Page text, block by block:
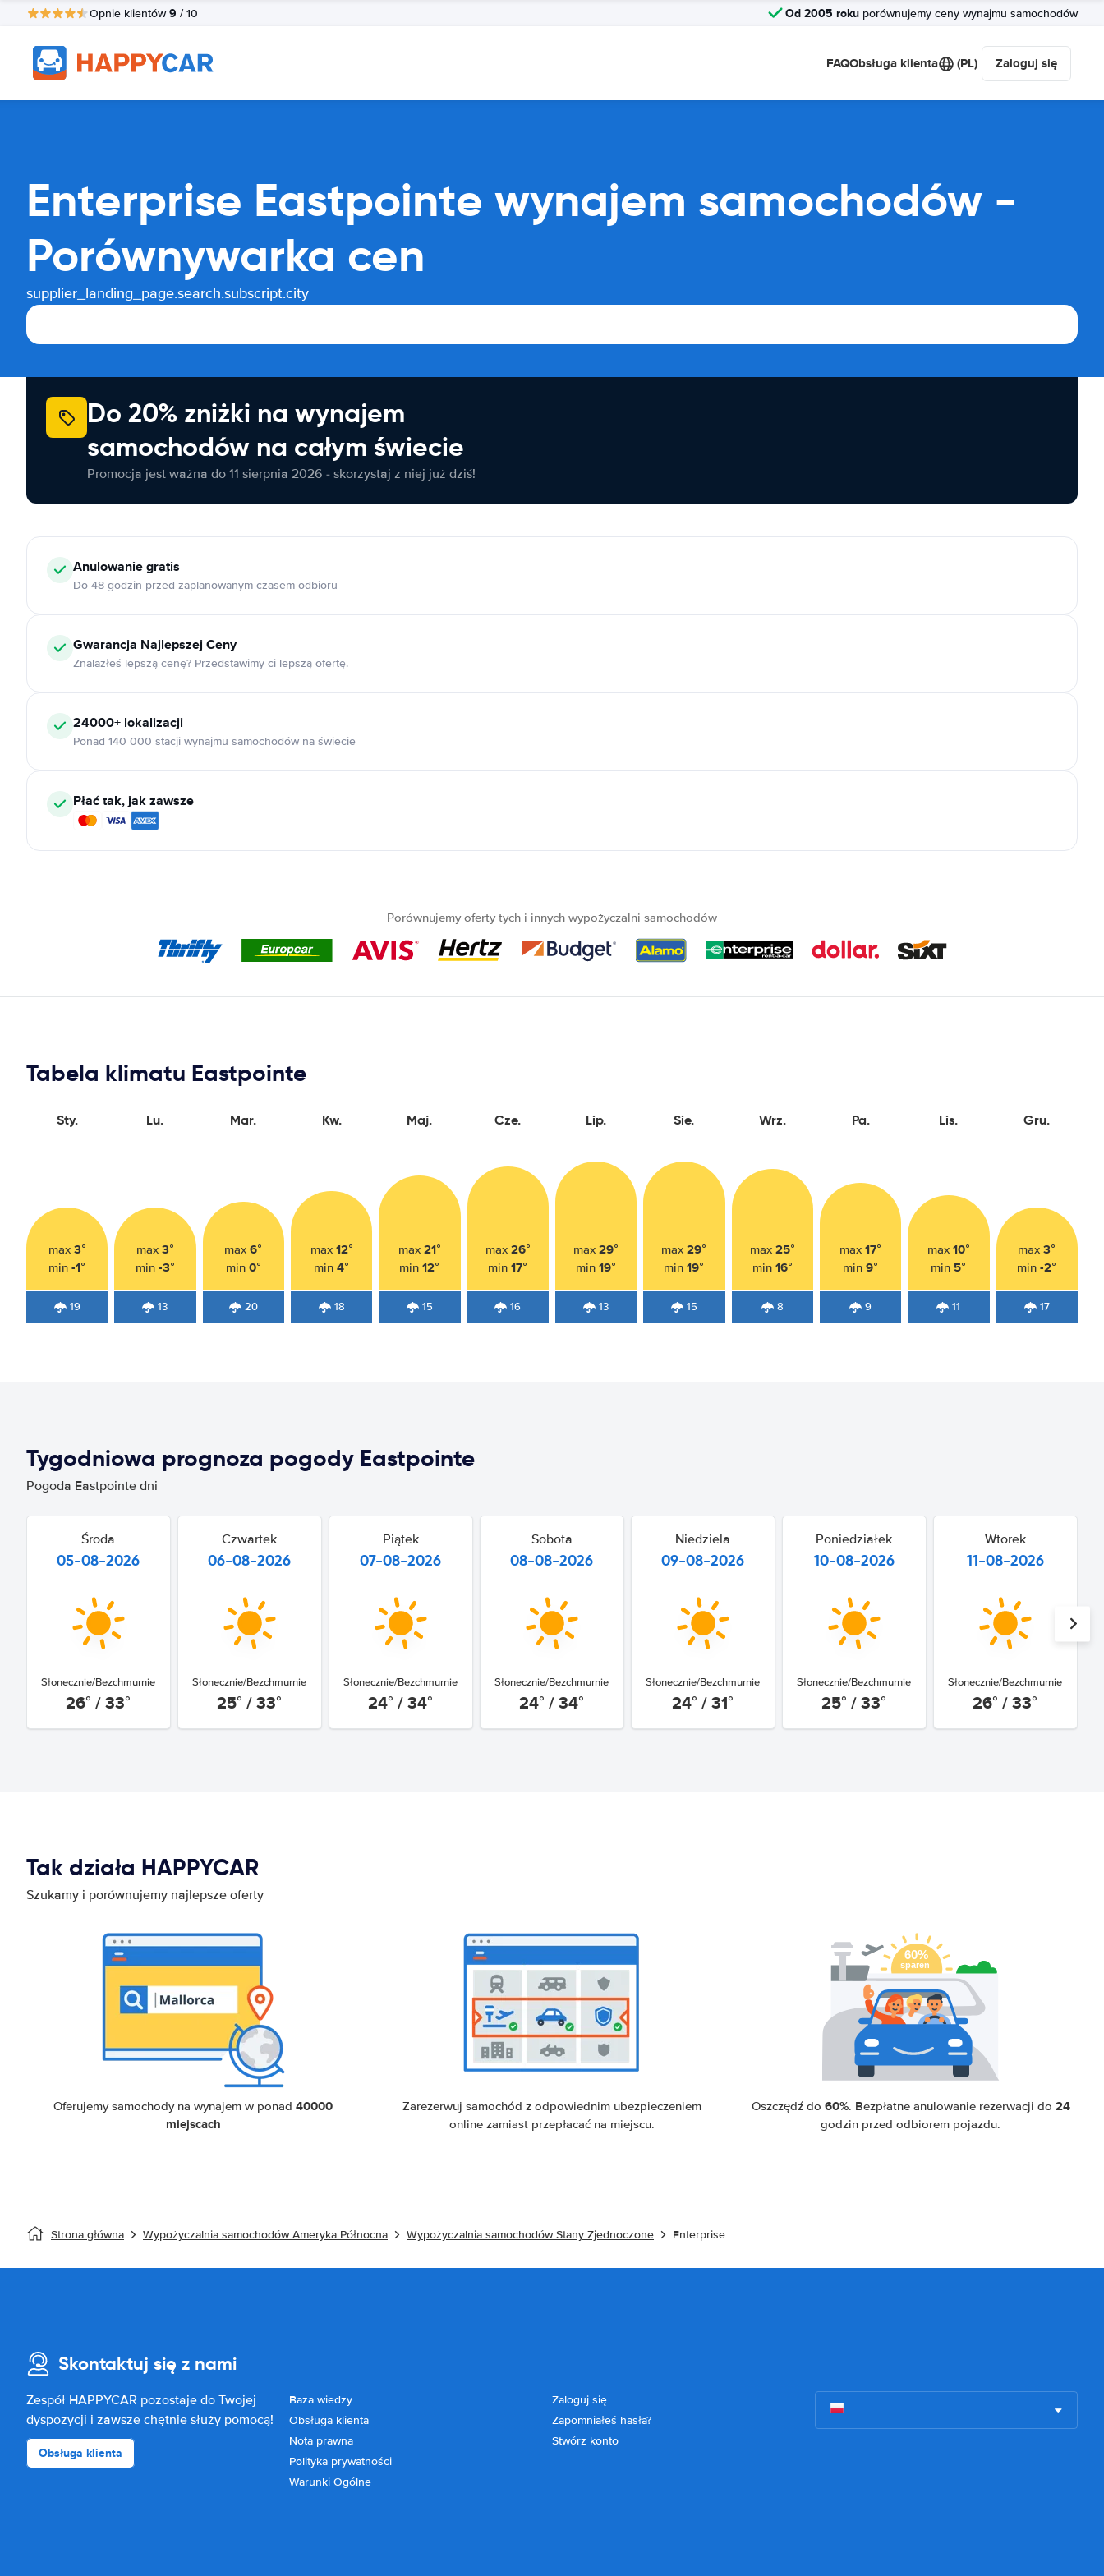
Opnie klientów9 / 10 Od 2005 roku porównujemy ceny wynajmu samochodów
FAQObsługa klienta (PL) Zaloguj się
Enterprise Eastpointe wynajem samochodów -
Porównywarka cen
supplier_landing_page.search.subscript.city
Do 20% zniżki na wynajem
samochodów na całym świecie
Promocja jest ważna do 11 sierpnia 2026 - skorzystaj z niej już dziś!
Anulowaniegratis
Do 48 godzin przed zaplanowanym czasem odbioru
Gwarancja Najlepszej Ceny
Znalazłeś lepszą cenę? Przedstawimy ci lepszą ofertę.
24000+ lokalizacji
Ponad 140 000 stacji wynajmu samochodów na świecie
Płać tak, jak zawsze
Porównujemy oferty tych i innych wypożyczalni samochodów
Tabela klimatu Eastpointe
Sty.
max 3°
min-1°
19
Lu.
max 3°
min -3°
13
Mar.
max6°
min 0°
20
Kw.
max 12°
min4°
18
Maj.
max 21°
min12°
15
Cze.
max 26°
min17°
16
Lip.
max29°
min19°
13
Sie.
max29°
min19°
15
Wrz.
max 25°
min 16°
8
Pa.
max17°
min9°
9
Lis.
max 10°
min 5°
11
Gru.
max3°
min-2°
17
Tygodniowa prognoza pogody Eastpointe
Pogoda Eastpointe dni
Środa
05-08-2026
Słonecznie/Bezchmurnie
26° / 33°
Czwartek
06-08-2026
Słonecznie/Bezchmurnie
25° / 33°
Piątek
07-08-2026
Słonecznie/Bezchmurnie
24° / 34°
Sobota
08-08-2026
Słonecznie/Bezchmurnie
24° / 34°
Niedziela
09-08-2026
Słonecznie/Bezchmurnie
24° / 31°
Poniedziałek
10-08-2026
Słonecznie/Bezchmurnie
25° / 33°
Wtorek
11-08-2026
Słonecznie/Bezchmurnie
26° / 33°
Tak działa HAPPYCAR
Szukamy i porównujemy najlepsze oferty
Oferujemy samochody na wynajem w ponad40000
miejscach
Zarezerwuj samochód z odpowiednim ubezpieczeniem
online zamiast przepłacać na miejscu.
Oszczędź do 60%. Bezpłatne anulowanie rezerwacji do 24
godzin przed odbiorem pojazdu.
Strona główna Wypożyczalnia samochodów Ameryka Północna Wypożyczalnia samochodów Stany Zjednoczone Enterprise
Skontaktuj się z nami
Zespół HAPPYCAR pozostaje do Twojej
dyspozycji i zawsze chętnie służy pomocą!
Obsługa klienta
Baza wiedzy
Obsługa klienta
Nota prawna
Polityka prywatności
Warunki Ogólne
Zaloguj się
Zapomniałeś hasła?
Stwórz konto